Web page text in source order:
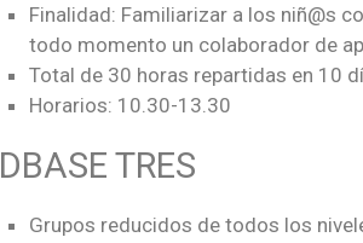
Finalidad: Familiarizar a los niñ@s
todo momento un colaborador de
Total de 30 horas repartidas en 10
Horarios: 10.30-13.30
DBASE TRES
Grupos reducidos de todos los